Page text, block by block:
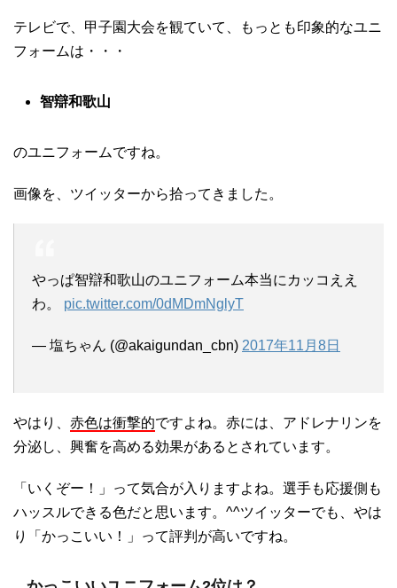
テレビで、甲子園大会を観ていて、もっとも印象的なユニ
フォームは・・・
智辯和歌山
のユニフォームですね。
画像を、ツイッターから拾ってきました。
やっぱ智辯和歌山のユニフォーム本当にカッコええ
わ。 pic.twitter.com/0dMDmNglyT
— 塩ちゃん (@akaigundan_cbn) 2017年11月8日
やはり、 赤色は衝撃的ですよね。赤には、アドレナリンを
分泌し、興奮を高める効果があるとされています。
「いくぞー！」って気合が入りますよね。選手も応援側も
ハッスルできる色だと思います。^^ツイッターでも、やは
り「かっこいい！」って評判が高いですね。